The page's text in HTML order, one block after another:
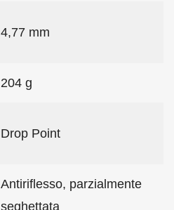
4,77 mm
204 g
Drop Point
Antiriflesso, parzialmente
seghettata